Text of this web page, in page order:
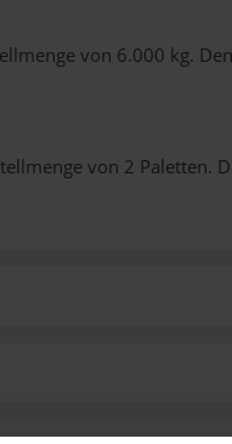
von 6.000 kg.
von 2 Paletten.